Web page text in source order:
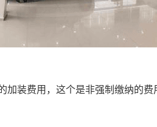
装费用，这个是非强制缴纳的费